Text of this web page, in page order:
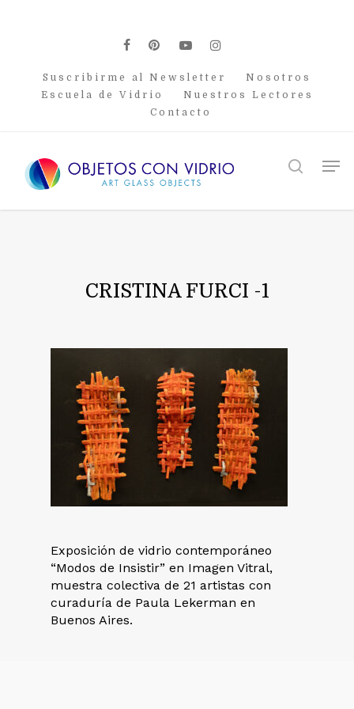
facebook
pinterest
youtubeinstagram
Suscribirme al Newsletter
Nosotros
Escuela de Vidrio
Nuestros Lectores
Contacto
search
CRISTINA FURCI -1
Exposición de vidrio contemporáneo
“Modos de Insistir” en Imagen Vitral,
muestra colectiva de 21 artistas con
curaduría de Paula Lekerman en
Buenos Aires.